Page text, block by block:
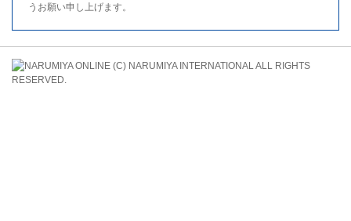
うお願い申し上げます。